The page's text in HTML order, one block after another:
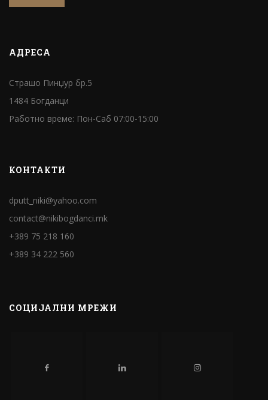
АДРЕСА
Страшо Пинџур бр.5
1484 Богданци
Работно време: Пон-Саб 07:00-15:00
КОНТАКТИ
dputt_niki@yahoo.com
contact@nikibogdanci.mk
+389 75 218 160
+389 34 222 560
СОЦИЈАЛНИ МРЕЖИ